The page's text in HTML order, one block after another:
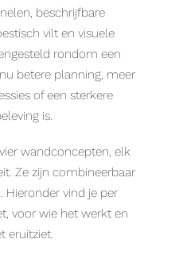
beschrijfbare
vilt en visuele
rondom een
betere planning, meer
of een sterkere
is.
wandconcepten, elk
Ze zijn combineerbaar
Hieronder vind je per
voor wie het werkt en
eruitziet.